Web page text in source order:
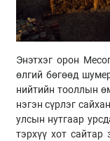
Энэтхэг орон
өлгий бөгөөд
нийтийн тооллын
нэгэн сүрлэг
улсын нутгаар
тэрхүү хот сайтар